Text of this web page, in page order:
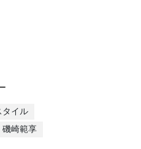
タイル
磯崎範享